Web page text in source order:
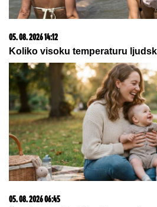
07. 08. 2026 06:40
Prevario ženu, napravio dete
voditeljka ga sada žestoko
od toga"